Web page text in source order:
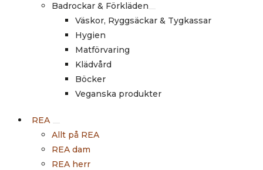
Badrockar & Förkläden
Väskor, Ryggsäckar & Tygkassar
Hygien
Matförvaring
Klädvård
Böcker
Veganska produkter
REA
Allt på REA
REA dam
REA herr